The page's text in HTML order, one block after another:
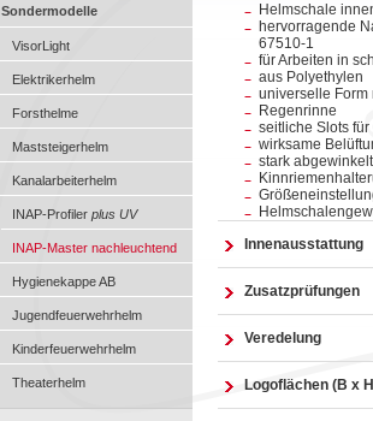
Sondermodelle
VisorLight
Elektrikerhelm
Forsthelme
Maststeigerhelm
Kanalarbeiterhelm
INAP-Profiler plus UV
INAP-Master nachleuchtend
Hygienekappe AB
Jugendfeuerwehrhelm
Kinderfeuerwehrhelm
Theaterhelm
Helmschale
hervorragende
67510-1
für Arbeiten in
aus Polyethylen
universelle Form
Regenrinne
seitliche Slots
wirksame
stark
Innenausstattung
Zusatzprüfungen
Veredelung
Logoflächen (B x